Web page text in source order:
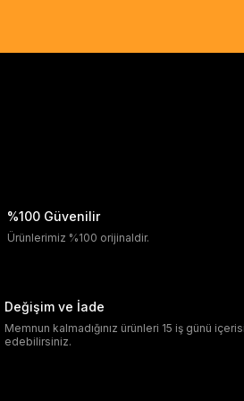
%100 Güvenilir
Ürünlerimiz %100 orijinaldir.
Değişim ve İade
Memnun kalmadığınız ürünleri 15 iş günü
edebilirsiniz.